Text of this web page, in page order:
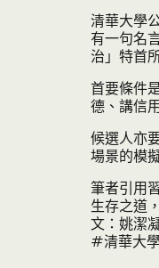
清華大學
有一句名
治」特首
首要條件
德、講信
候選人亦
場景的模
筆者引用
生存之道
文：姚潔
#清華大